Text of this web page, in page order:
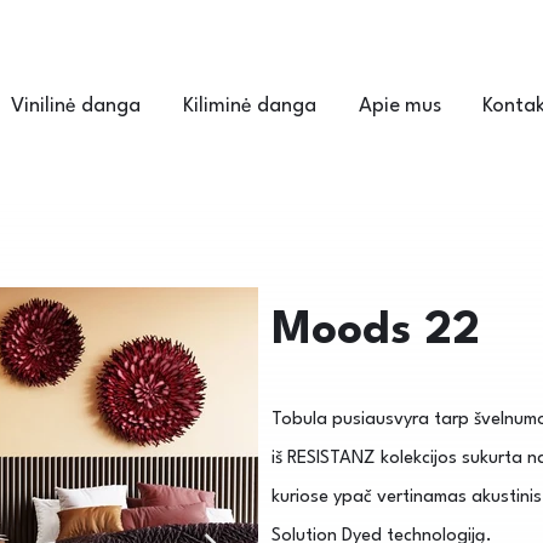
Vinilinė danga Kiliminė danga Apie mus
Moods 22
Tobula pusiausvyra tarp
iš RESISTANZ kolekcijos sukurta
kuriose ypač vertinamas
Solution Dyed technologiją.